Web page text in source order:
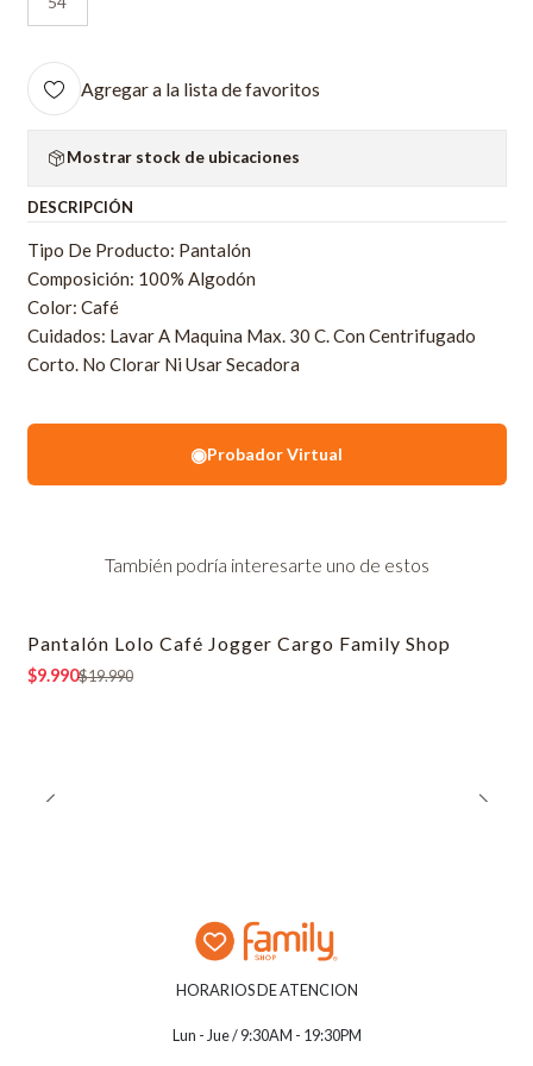
Agregar a la lista de favoritos
Mostrar stock de ubicaciones
DESCRIPCIÓN
Tipo De Producto: Pantalón
Composición: 100% Algodón
Color: Café
Cuidados: Lavar A Maquina Max. 30 C. Con Centrifugado
Corto. No Clorar Ni Usar Secadora
◉Probador Virtual
También podría interesarte uno de estos
-50% OFF
Pantalón Lolo Café Jogger Cargo Family Shop
$9.990$19.990
HORARIOS DE ATENCION
Lun - Jue / 9:30AM - 19:30PM